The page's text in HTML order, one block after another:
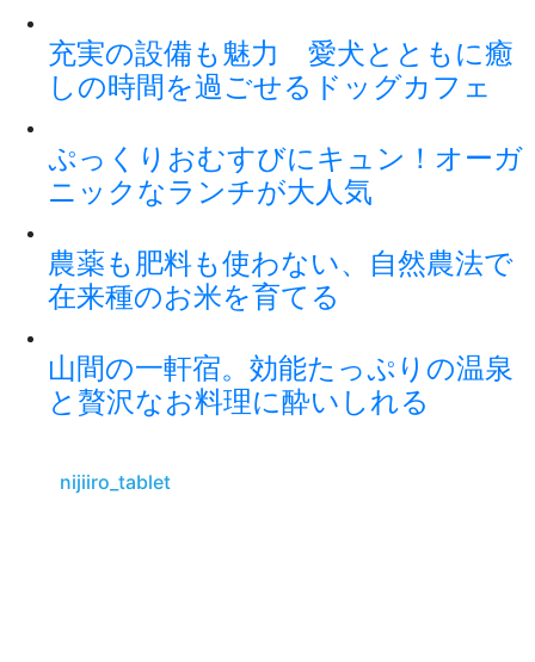
充実の設備も魅力 愛犬とともに癒
しの時間を過ごせるドッグカフェ
ぷっくりおむすびにキュン！オーガ
ニックなランチが大人気
農薬も肥料も使わない、自然農法で
在来種のお米を育てる
山間の一軒宿。効能たっぷりの温泉
と贅沢なお料理に酔いしれる
nijiiro_tablet